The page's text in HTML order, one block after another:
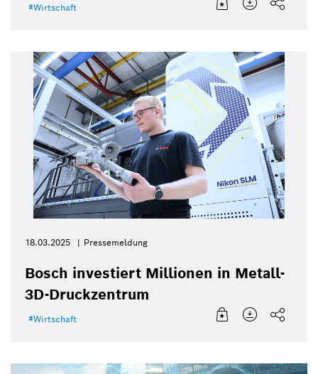
Wirtschaft
18.03.2025 Pressemeldung
Bosch investiert Millionen in Metall-
3D-Druckzentrum
Wirtschaft